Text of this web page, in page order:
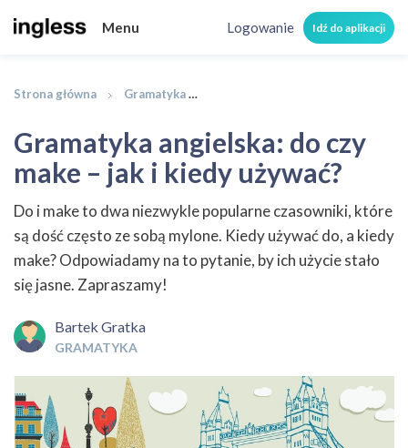
Menu Logowanie Idź do aplikacji
Strona główna Gramatyka
Gramatyka angielska: do czy
make – jak i kiedy używać?
Do i make to dwa niezwykle popularne czasowniki, które
są dość często ze sobą mylone. Kiedy używać do, a kiedy
make? Odpowiadamy na to pytanie, by ich użycie stało
się jasne. Zapraszamy!
Bartek Gratka
GRAMATYKA